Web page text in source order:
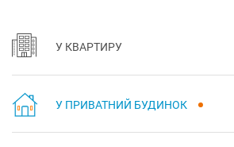
У КВАРТИРУ
У ПРИВАТНИЙ БУДИНОК